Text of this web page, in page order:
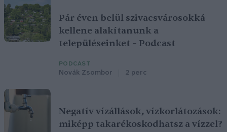
Pár éven belül szivacsvárosokká
kellene alakítanunk a
településeinket – Podcast
PODCAST
Novák Zsombor 2 perc
Negatív vízállások, vízkorlátozások:
miképp takarékoskodhatsz a vízzel?